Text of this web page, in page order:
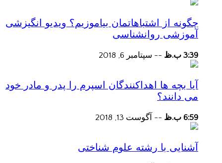
چگونه از اشتباهاتمان بیاموزیم؟ ویدیو انگیزشی
آموزشی روانشناسی
3:39 ب.ظ -- سپتامبر 6, 2018
آیا بچه ها اهداکنندگان اسپرم را پدر و مادر خود
می دانند؟
6:59 ب.ظ -- آگوست 13, 2018
آشنایی با رشته علوم شناختی